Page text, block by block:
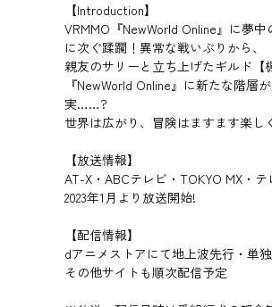
【Introduction】
VRMMO『NewWorld Online』に夢
に次ぐ蹂躙！異常な戦いぶりから、
親友のサリーと立ち上げたギルド
『NewWorld Online』に新たな階
実……?
世界は広がり、冒険はますます楽し
【放送情報】
AT-X・ABCテレビ・TOKYO MX・テ
2023年1月より放送開始!
【配信情報】
dアニメストアにて地上波先行・単
その他サイトも順次配信予定